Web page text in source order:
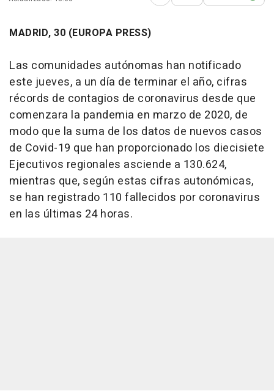
MADRID, 30 (EUROPA PRESS)
Las comunidades autónomas han notificado
este jueves, a un día de terminar el año, cifras
récords de contagios de coronavirus desde que
comenzara la pandemia en marzo de 2020, de
modo que la suma de los datos de nuevos casos
de Covid-19 que han proporcionado los diecisiete
Ejecutivos regionales asciende a 130.624,
mientras que, según estas cifras autonómicas,
se han registrado 110 fallecidos por coronavirus
en las últimas 24 horas.